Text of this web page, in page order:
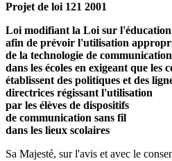
Projet de loi 121 2001
Loi modifiant la Loi sur l'éducation
afin de prévoir l'utilisation
de la technologie de communication
dans les écoles en exigeant que les
établissent des politiques et des
directrices régissant l'utilisation
par les élèves de dispositifs
de communication sans fil
dans les lieux scolaires
Sa Majesté, sur l'avis et avec le